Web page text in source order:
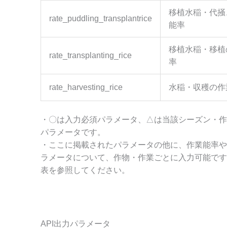
rate_puddling_transplantrice
移植水稲・代
能率
rate_transplanting_rice
移植水稲・移
率
rate_harvesting_rice 水稲・収穫の
・〇は入力必須パラメータ、△は当該シーズン・
パラメータです。
・ここに掲載されたパラメータの他に、作業能率
ラメータについて、作物・作業ごとに入力可能で
表を参照してください。
API出力パラメータ